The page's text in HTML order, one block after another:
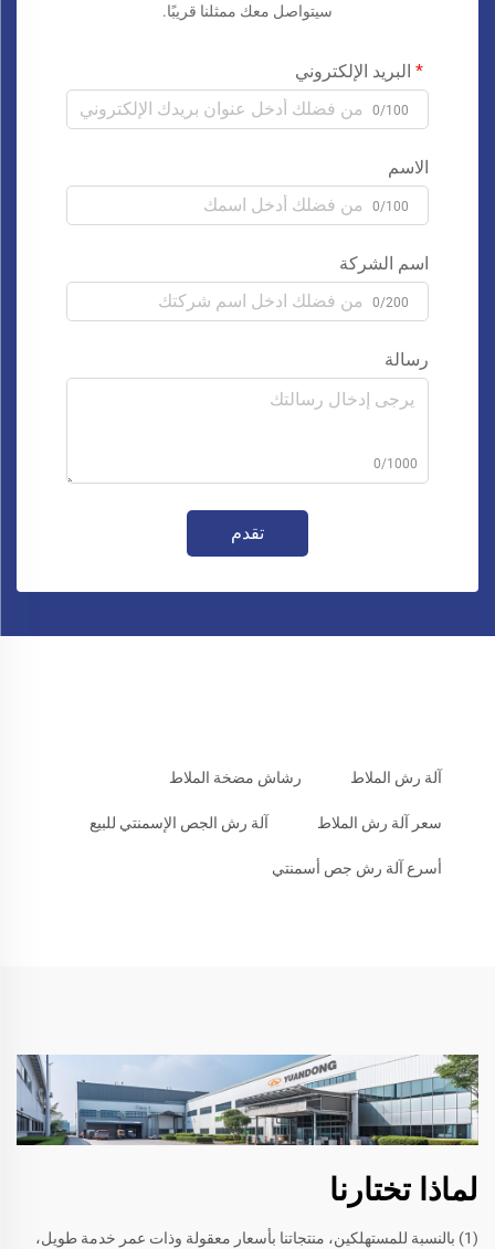
سيتواصل معك ممثلنا قريبًا.
البريد الإلكتروني
0/100
الاسم
0/100
اسم الشركة
0/200
رسالة
0/1000
تقدم
آلة رش الملاط رشاش مضخة الملاط
سعر آلة رش الملاط آلة رش الجص الإسمنتي للبيع
أسرع آلة رش جص أسمنتي
لماذا تختارنا
(1) بالنسبة للمستهلكين، منتجاتنا بأسعار معقولة وذات عمر خدمة طويل،